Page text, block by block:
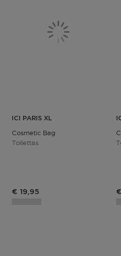
ICI PARIS XL
Cosmetic Bag
Toilettas
Productprijs
€ 19,95